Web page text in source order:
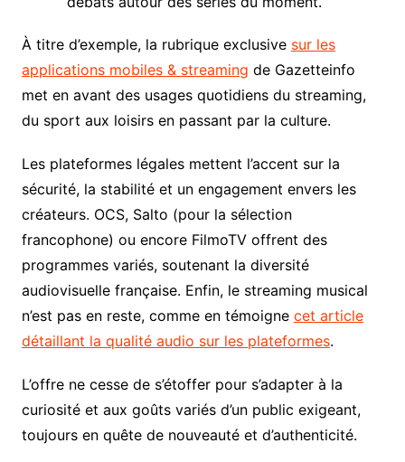
À titre d’exemple, la rubrique exclusive sur les
applications mobiles & streaming de Gazetteinfo
met en avant des usages quotidiens du streaming,
du sport aux loisirs en passant par la culture.
Les plateformes légales mettent l’accent sur la
sécurité, la stabilité et un engagement envers les
créateurs. OCS, Salto (pour la sélection
francophone) ou encore FilmoTV offrent des
programmes variés, soutenant la diversité
audiovisuelle française. Enfin, le streaming musical
n’est pas en reste, comme en témoigne cet article
détaillant la qualité audio sur les plateformes.
L’offre ne cesse de s’étoffer pour s’adapter à la
curiosité et aux goûts variés d’un public exigeant,
toujours en quête de nouveauté et d’authenticité.